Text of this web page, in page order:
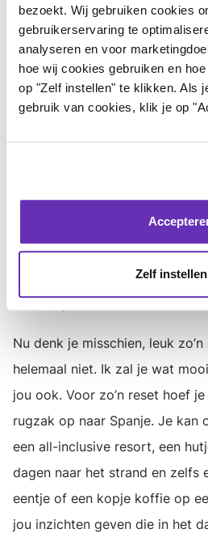
bezoekt. Wij gebruiken cookies
gebruikerservaring te
analyseren en voor
hoe wij cookies gebruiken en
op "Zelf instellen" te klikken. Als
gebruik van cookies, klik je op
Zelf instellen
om mijn gewone auto in te
om die vervolgens om te
ik er vaker op uit kan in de
normaal in de categorie ‘zou-
was ik blij om de
patiënt’ even los te kunnen
minder focus op mijn
en mijn boek die ik misschien
Deze column komt dus ook
Nu denk je misschien, leuk
helemaal niet. Ik zal je wat
jou ook. Voor zo’n reset hoef
rugzak op naar Spanje. Je kan
een all-inclusive resort, een
dagen naar het strand en zelfs
eentje of een kopje koffie op
jou inzichten geven die in het